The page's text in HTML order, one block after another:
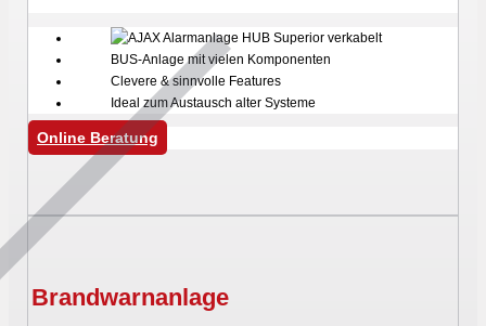
BUS-Anlage mit vielen Komponenten
Clevere & sinnvolle Features
Ideal zum Austausch alter Systeme
Online Beratung
Brandwarnanlage